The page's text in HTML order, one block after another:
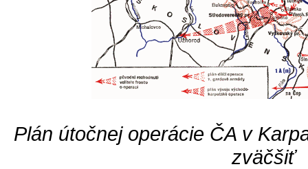
Plán útočnej operácie ČA v
zväčšiť